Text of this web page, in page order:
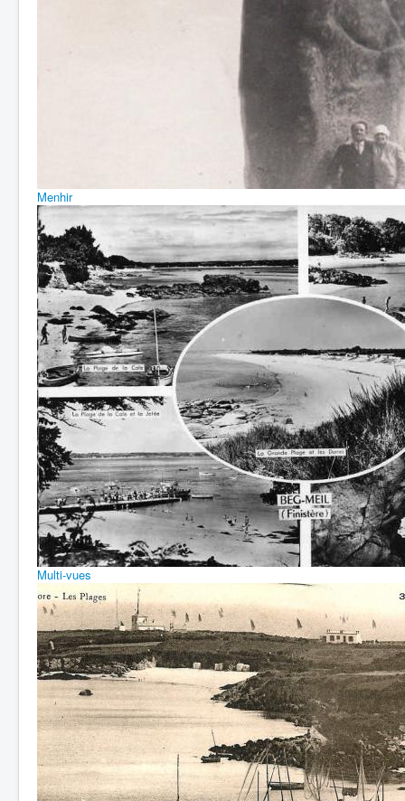
Menhir
Multi-vues